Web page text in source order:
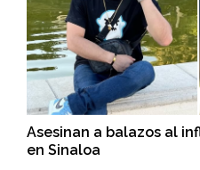
Asesinan a balazos al
en Sinaloa